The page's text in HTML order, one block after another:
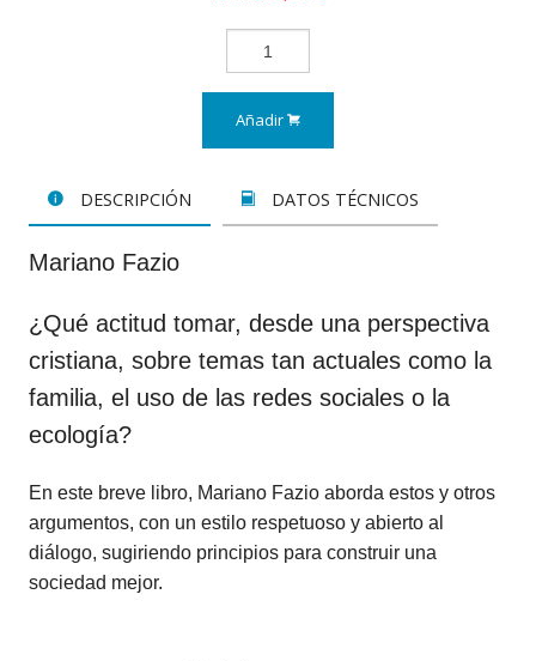
Añadir
DESCRIPCIÓN DATOS TÉCNICOS
Mariano Fazio
¿Qué actitud tomar, desde una perspectiva
cristiana, sobre temas tan actuales como la
familia, el uso de las redes sociales o la
ecología?
En este breve libro, Mariano Fazio aborda estos y otros
argumentos, con un estilo respetuoso y abierto al
diálogo, sugiriendo principios para construir una
sociedad mejor.